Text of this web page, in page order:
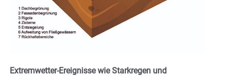
Extremwetter-Ereignisse wie Starkregen und